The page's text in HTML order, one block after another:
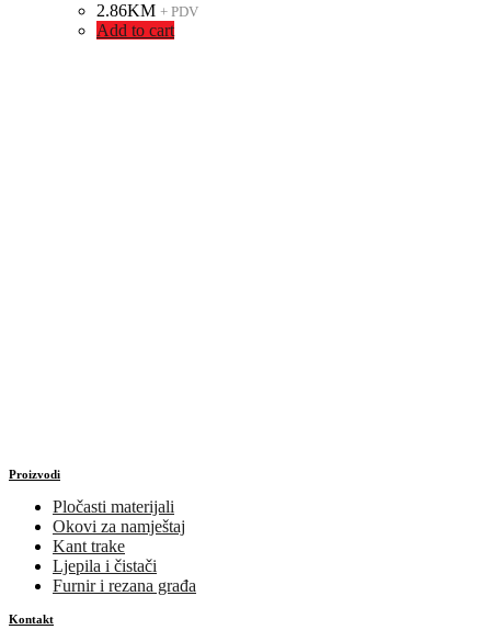
2.86KM + PDV
Add to cart
Proizvodi
Pločasti materijali
Okovi za namještaj
Kant trake
Ljepila i čistači
Furnir i rezana građa
Kontakt